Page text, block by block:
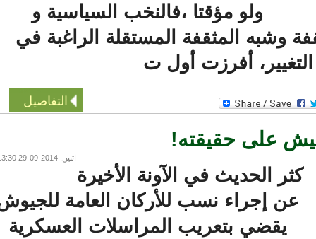
ولو مؤقتا ،فالنخب السياسية و
وشبه المثقفة المستقلة الراغبة في
أفرزت أول ت
التفاصيل
على حقيقته!
اثنين, 2014-09-29 13:30
الحديث في الآونة الأخيرة
عن إجراء نسب للأركان العامة للجيوش
يقضي بتعريب المراسلات العسكرية